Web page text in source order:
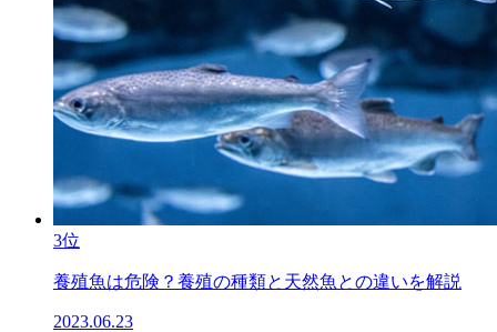
3位
養殖魚は危険？養殖の種類と天然魚との違いを解説
2023.06.23